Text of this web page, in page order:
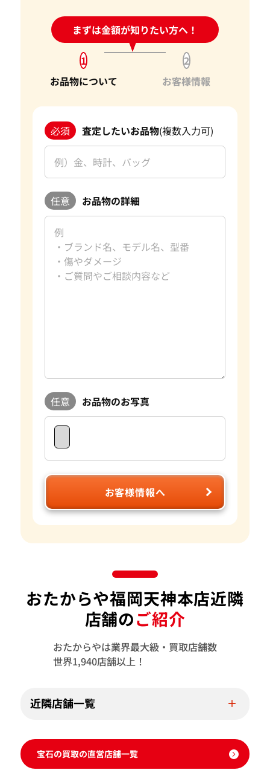
お客様にとって最良の結果をご提供できたことは、私たちに
とって何よりの励みとなります。お客様からの感謝の言葉をい
ただけることは、私たちの信頼を第一に考えたサービスが報
われた証です。今後もお客様からいただいた信頼を裏切らない
よう、サービスの向上に努め、さらに多くのお客様にご満足
いただけるよう精進してまいります。
宝石以外にも、金・貴金属やブランド品などのご売却をお考
えの際は、ぜひ「おたからや」をご利用ください。お客様の
大切なお品物を最良の価格でお取引できるよう、査定員一
同、ご満足いただける買取を提供してまいります。 改めて、
この度はご利用いただき、誠にありがとうございました。お
客様のまたのご利用を心よりお待ち申し上げております。
おたからやの宝石買取査定
宝石買取専門査定員
旅行、読書
日々是好日
好きなブランドダイヤモンド・宝石
過去の買取品例10カラットダイヤモンド
タッフやダイヤモンドテスターなどの専門の査定具を完備し
ているため、全国の店舗ですぐに正確な査定が可能です。 気
になるお品物がございましたら是非おたからやをご利用くだ
身分証明書がなぜ必要？
まずは金額が知りたい方へ！
24時間受付中!問い合わせフォーム
1
お品物について
2
お客様情報
必須 査定したいお品物(複数入力可)
任意 お品物の詳細
任意 お品物のお写真
お客様情報へ
おたからや福岡天神本店近隣
店舗のご紹介
おたからやは業界最大級・買取店舗数
世界1,940店舗以上！
近隣店舗一覧
宝石の買取の直営店舗一覧